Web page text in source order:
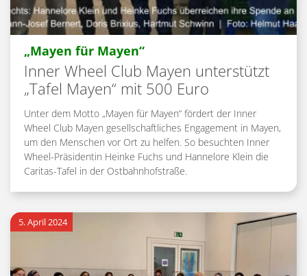
„Mayen für Mayen“:
Inner Wheel Club Mayen unterstützt
„Tafel Mayen“ mit 500 Euro
Unter dem Motto „Mayen für Mayen“ fördert der Inner
Wheel Club Mayen gesellschaftliches Engagement in Mayen,
um den Menschen vor Ort zu helfen. So besuchten Inner
Wheel-Präsidentin Heinke Fuchs und Hannelore Klein die
Caritas-Tafel in der Ostbahnhofstraße.
5. April 2024